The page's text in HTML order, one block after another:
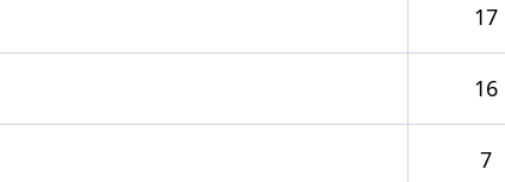
17
16
7